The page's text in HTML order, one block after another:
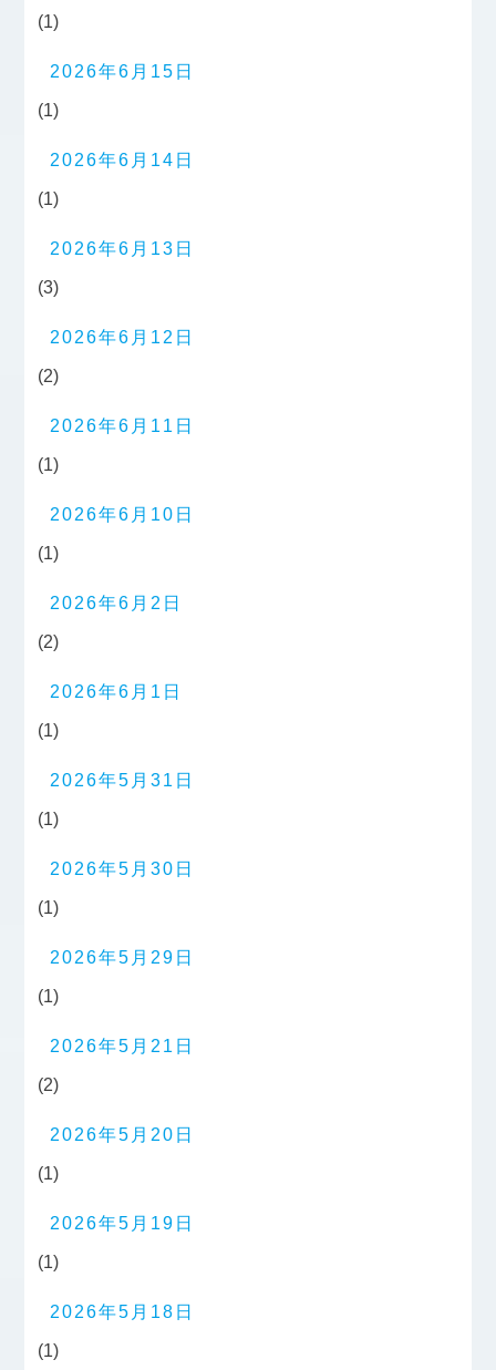
(1)
2026年6月15日
(1)
2026年6月14日
(1)
2026年6月13日
(3)
2026年6月12日
(2)
2026年6月11日
(1)
2026年6月10日
(1)
2026年6月2日
(2)
2026年6月1日
(1)
2026年5月31日
(1)
2026年5月30日
(1)
2026年5月29日
(1)
2026年5月21日
(2)
2026年5月20日
(1)
2026年5月19日
(1)
2026年5月18日
(1)